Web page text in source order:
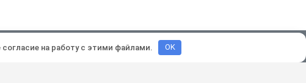
Разработка и продвижение:Lukevium
на работу с этими файлами. OK